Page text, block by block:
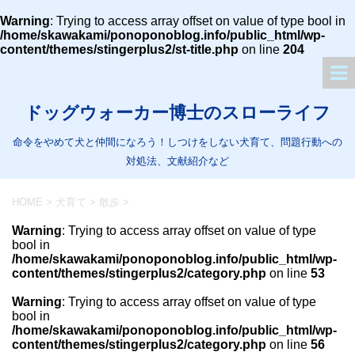
Warning: Trying to access array offset on value of type bool in
/home/skawakami/ponoponoblog.info/public_html/wp-
content/themes/stingerplus2/st-title.php on line 204
ドッグウォーカー博士のスローライフ
命令をやめて犬と仲間になろう！しつけをしない犬育て、問題行動への
対処法、文献紹介など
HOME > 犬育て > 散歩 >
Warning: Trying to access array offset on value of type
bool in
/home/skawakami/ponoponoblog.info/public_html/wp-
content/themes/stingerplus2/category.php on line 53
Warning: Trying to access array offset on value of type
bool in
/home/skawakami/ponoponoblog.info/public_html/wp-
content/themes/stingerplus2/category.php on line 56